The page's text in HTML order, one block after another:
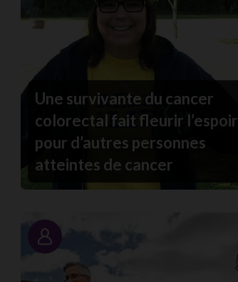
Une survivante du cancer
colorectal fait fleurir l’espoir
pour d’autres personnes
atteintes de cancer
Portrait